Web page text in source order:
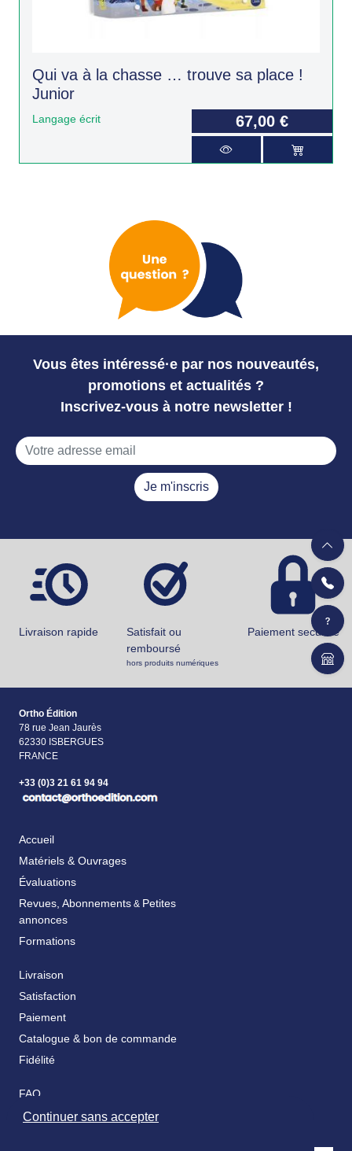
Qui va à la chasse … trouve sa place !
Junior
Langage écrit 67,00 €
Vous êtes intéressé·e par nos nouveautés,
promotions et actualités ?
Inscrivez-vous à notre newsletter !
Je m'inscris
Livraison rapide
Satisfait ou
remboursé
hors produits numériques
Paiement securisé
Ortho Édition
78 rue Jean Jaurès
62330 ISBERGUES
FRANCE
+33 (0)3 21 61 94 94
Accueil
Matériels & Ouvrages
Évaluations
Revues, Abonnements & Petites
annonces
Formations
Livraison
Satisfaction
Paiement
Catalogue & bon de commande
Fidélité
FAQ
Nos partenaires
Continuer sans accepter